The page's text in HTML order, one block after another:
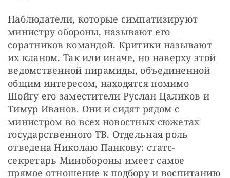
Наблюдатели, которые симпатизируют
министру обороны, называют его
соратников командой. Критики называют
их кланом. Так или иначе, но наверху этой
ведомственной пирамиды, объединенной
общим интересом, находятся помимо
Шойгу его заместители Руслан Цаликов и
Тимур Иванов. Они и сидят рядом с
министром во всех новостных сюжетах
государственного ТВ. Отдельная роль
отведена Николаю Панкову: статс-
секретарь Минобороны имеет самое
прямое отношение к подбору и воспитанию